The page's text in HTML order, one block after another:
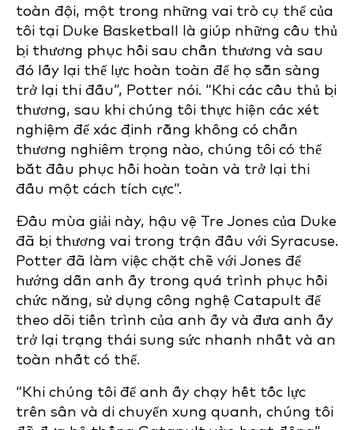
toàn đội, một trong những vai trò cụ thể của
tôi tại Duke Basketball là giúp những cầu thủ
bị thương phục hồi sau chấn thương và sau
đó lấy lại thể lực hoàn toàn để họ sẵn sàng
trở lại thi đấu”, Potter nói. “Khi các cầu thủ bị
thương, sau khi chúng tôi thực hiện các xét
nghiệm để xác định rằng không có chấn
thương nghiêm trọng nào, chúng tôi có thể
bắt đầu phục hồi hoàn toàn và trở lại thi
đấu một cách tích cực”.
Đầu mùa giải này, hậu vệ Tre Jones của Duke
đã bị thương vai trong trận đấu với Syracuse.
Potter đã làm việc chặt chẽ với Jones để
hướng dẫn anh ấy trong quá trình phục hồi
chức năng, sử dụng công nghệ Catapult để
theo dõi tiến trình của anh ấy và đưa anh ấy
trở lại trạng thái sung sức nhanh nhất và an
toàn nhất có thể.
“Khi chúng tôi để anh ấy chạy hết tốc lực
trên sân và di chuyển xung quanh, chúng tôi